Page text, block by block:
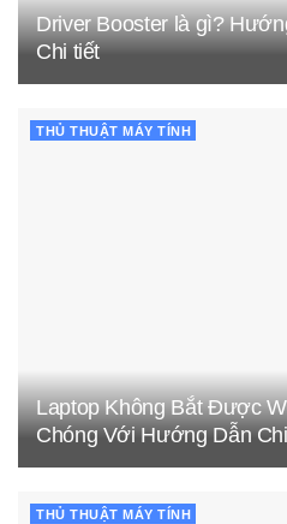
Driver Booster là gì?
Chi tiết
THỦ THUẬT MÁY TÍNH
Laptop Không Bắt Được
Chóng Với Hướng Dẫn
THỦ THUẬT MÁY TÍNH